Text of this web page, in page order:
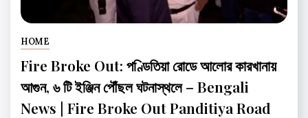
HOME
Fire Broke Out: পণ্ডিতিয়া রোডে আলোর কারখানায়
আগুন, ৬ টি ইঞ্জিন পৌঁছল ঘটনাস্থলে – Bengali
News | Fire Broke Out Panditiya Road